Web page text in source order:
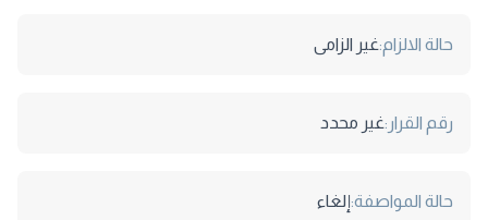
حالة الالزام:غير الزامى
رقم القرار:غير محدد
حالة المواصفة:إلغاء